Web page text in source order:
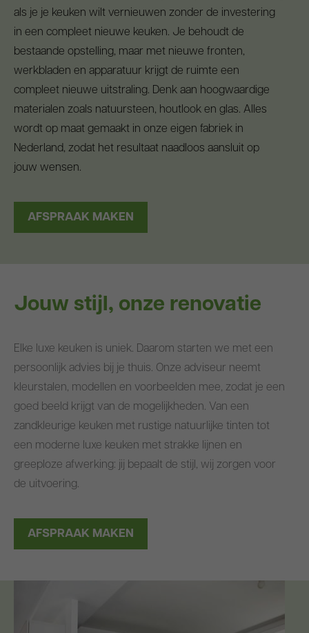
als je je keuken wilt vernieuwen zonder de investering
in een compleet nieuwe keuken. Je behoudt de
bestaande opstelling, maar met nieuwe fronten,
werkbladen en apparatuur krijgt de ruimte een
compleet nieuwe uitstraling. Denk aan hoogwaardige
materialen zoals natuursteen, houtlook en glas. Alles
wordt op maat gemaakt in onze eigen fabriek in
Nederland, zodat het resultaat naadloos aansluit op
jouw wensen.
AFSPRAAK MAKEN
Jouw stijl, onze renovatie
Elke luxe keuken is uniek. Daarom starten we met een
persoonlijk advies bij je thuis. Onze adviseur neemt
kleurstalen, modellen en voorbeelden mee, zodat je een
goed beeld krijgt van de mogelijkheden. Van een
zandkleurige keuken met rustige natuurlijke tinten tot
een moderne luxe keuken met strakke lijnen en
greeploze afwerking: jij bepaalt de stijl, wij zorgen voor
de uitvoering.
AFSPRAAK MAKEN